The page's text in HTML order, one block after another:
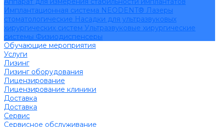
Имплантационная система NEODENT® Лазеры
стоматологические Насадки для ультразвуковых
хирургических систем Ультразвуковые хирургические
системы Физиодиспенсеры
Обучающие мероприятия
Услуги
Лизинг
Лизинг оборудования
Лицензирование
Лицензирование клиники
Доставка
Доставка
Сервис
Сервисное обслуживание